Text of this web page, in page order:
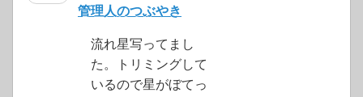
管理人のつぶやき
流れ星写ってまし
た。トリミングして
いるので星がぼてっ